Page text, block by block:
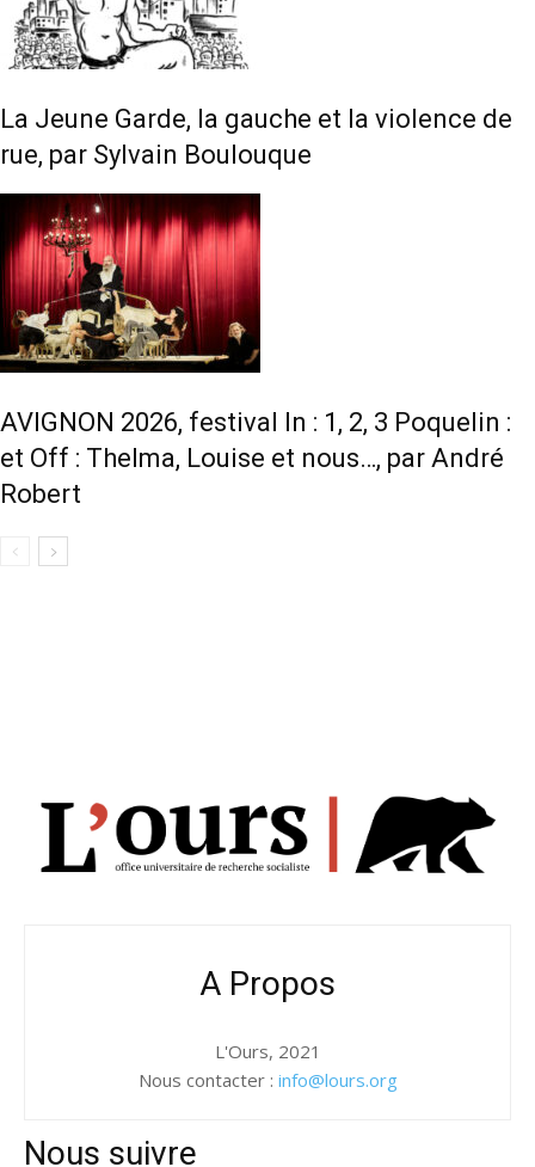
La Jeune Garde, la gauche et la violence de
rue, par Sylvain Boulouque
AVIGNON 2026, festival In : 1, 2, 3 Poquelin :
et Off : Thelma, Louise et nous…, par André
Robert
A Propos
L'Ours, 2021
Nous contacter : info@lours.org
Nous suivre